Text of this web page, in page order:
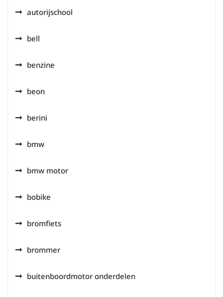
autorijschool
bell
benzine
beon
berini
bmw
bmw motor
bobike
bromfiets
brommer
buitenboordmotor onderdelen